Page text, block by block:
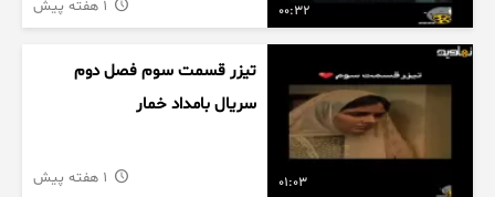
00:32
01:03
تیزر قسمت سوم فصل دوم
سریال بامداد خمار